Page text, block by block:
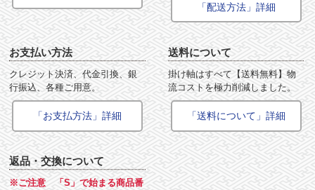
「配送方法」詳細
お支払い方法
クレジット決済、代金引換、銀
行振込、各種ご用意。
「お支払方法」詳細
送料について
掛け軸はすべて【送料無料】物
流コストを極力削減しました。
「送料について」詳細
返品・交換について
※ご注意 「S」で始まる商品番